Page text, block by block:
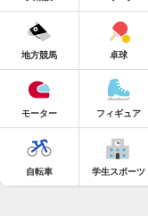
地方競馬 卓球
モーター フィギュア
自転車 学生スポーツ